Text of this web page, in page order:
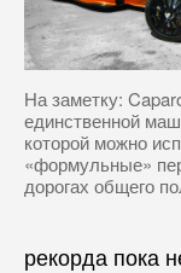
На заметку:
единственной
которой можно
«формульные»
дорогах общего
рекорда пока